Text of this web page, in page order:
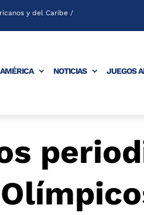
y del Caribe /
NOTICIAS JUEGOS